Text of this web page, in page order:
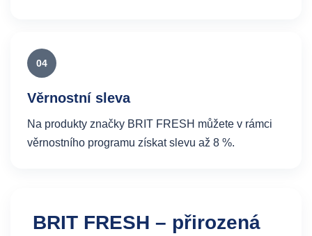
04
Věrnostní sleva
Na produkty značky BRIT FRESH můžete v rámci
věrnostního programu získat slevu až 8 %.
BRIT FRESH – přirozená